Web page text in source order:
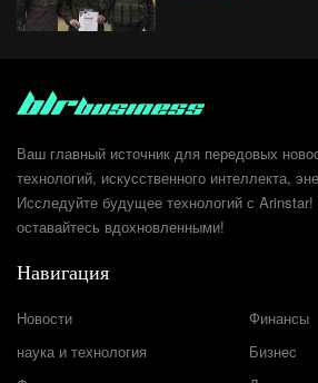
Ваш главный источник для передовых
технологий, искусственного интеллекта,
Исследуйте будущее технологий с Arinstar!
оставайтесь вдохновленными!
Навигация
Новости
Финансы
наука и технология
Бизнес